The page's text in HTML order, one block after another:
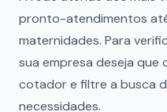
pronto-atendimentos
maternidades. Para
sua empresa deseja que
cotador e filtre a busca
necessidades.